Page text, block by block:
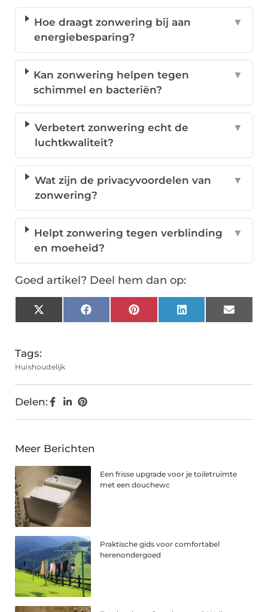
Hoe draagt zonwering bij aan
energiebesparing?
▼
Kan zonwering helpen tegen
schimmel en bacteriën?
▼
Verbetert zonwering echt de
luchtkwaliteit?
▼
Wat zijn de privacyvoordelen van
zonwering?
▼
Helpt zonwering tegen verblinding
en moeheid?
▼
Goed artikel? Deel hem dan op:
X
(Twitter)
FacebookPinterestLinkedInEmail
Tags:
Huishoudelijk
Delen:
Meer Berichten
Een frisse upgrade voor je toiletruimte
met een douchewc
Praktische gids voor comfortabel
herenondergoed